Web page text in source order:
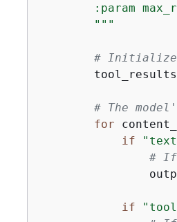
:param
        """
# Initialize
# The
for
if
# If
if